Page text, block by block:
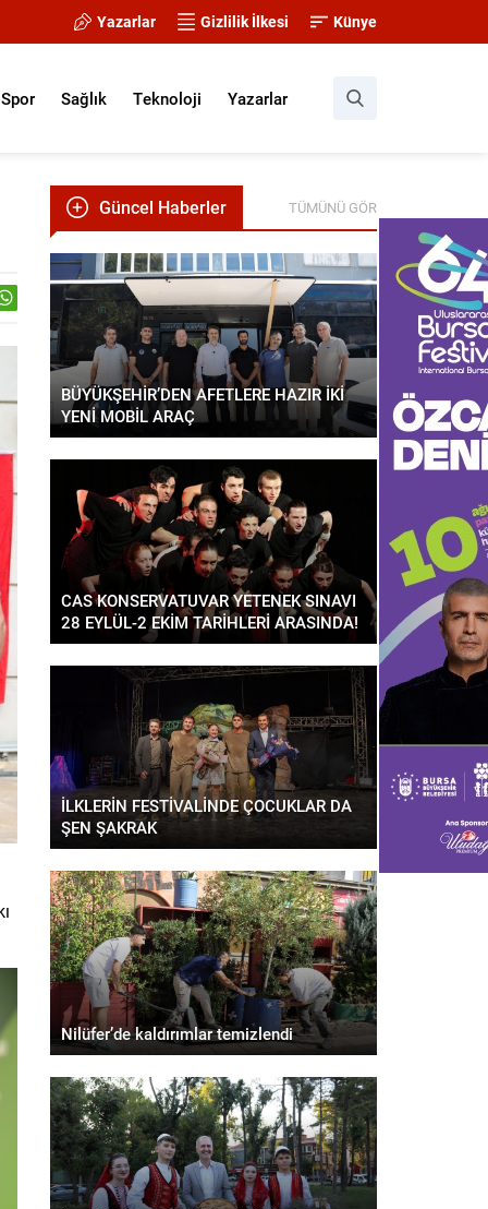
Yazarlar Gizlilik İlkesi Künye
Spor Sağlık Teknoloji Yazarlar
Güncel Haberler TÜMÜNÜ GÖR
BÜYÜKŞEHİR’DEN AFETLERE HAZIR İKİ
YENİ MOBİL ARAÇ
CAS KONSERVATUVAR YETENEK SINAVI
28 EYLÜL-2 EKİM TARİHLERİ ARASINDA!
İLKLERİN FESTİVALİNDE ÇOCUKLAR DA
ŞEN ŞAKRAK
Nilüfer’de kaldırımlar temizlendi